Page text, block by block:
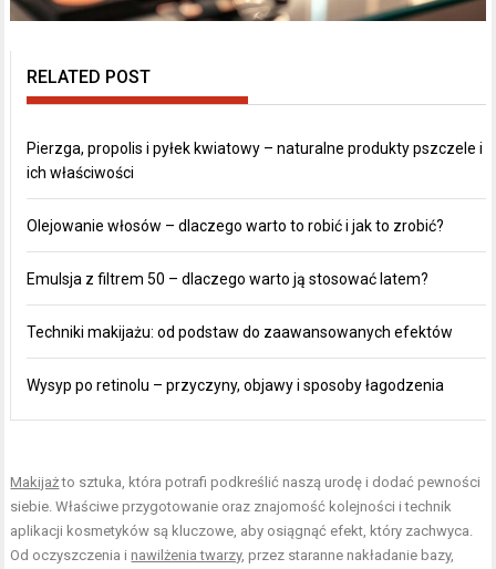
RELATED POST
Pierzga, propolis i pyłek kwiatowy – naturalne produkty pszczele i
ich właściwości
Olejowanie włosów – dlaczego warto to robić i jak to zrobić?
Emulsja z filtrem 50 – dlaczego warto ją stosować latem?
Techniki makijażu: od podstaw do zaawansowanych efektów
Wysyp po retinolu – przyczyny, objawy i sposoby łagodzenia
Makijażto sztuka, która potrafi podkreślić naszą urodę i dodać pewności
siebie. Właściwe przygotowanie oraz znajomość kolejności i technik
aplikacji kosmetyków są kluczowe, aby osiągnąć efekt, który zachwyca.
Od oczyszczenia i nawilżenia twarzy, przez staranne nakładanie bazy,